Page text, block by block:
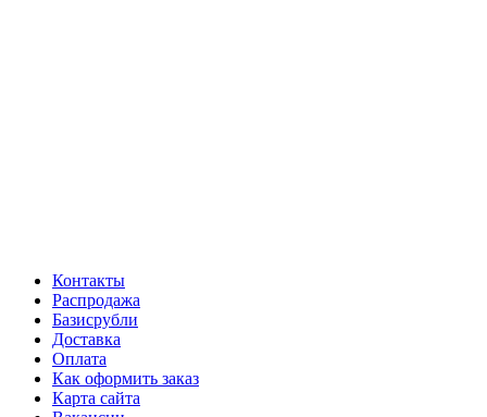
Контакты
Распродажа
Базисрубли
Доставка
Оплата
Как оформить заказ
Карта сайта